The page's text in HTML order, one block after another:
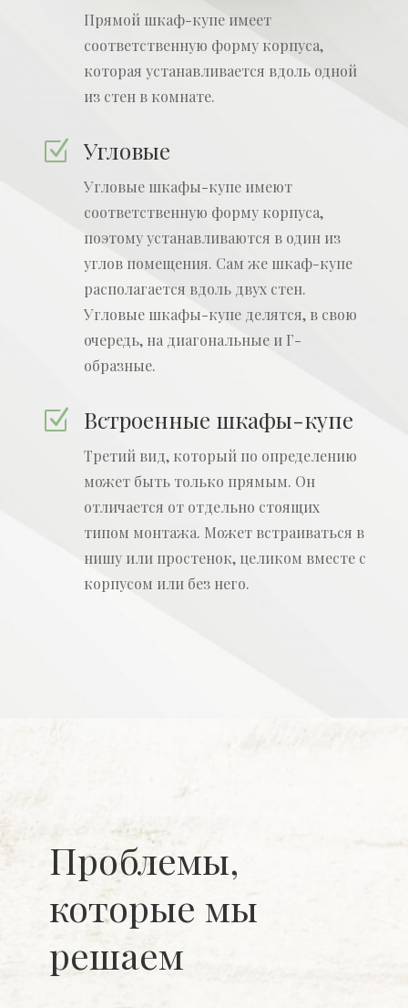
Прямой шкаф-купе имеет
соответственную форму корпуса,
которая устанавливается вдоль одной
из стен в комнате.
Z Угловые
Угловые шкафы-купе имеют
соответственную форму корпуса,
поэтому устанавливаются в один из
углов помещения. Сам же шкаф-купе
располагается вдоль двух стен.
Угловые шкафы-купе делятся, в свою
очередь, на диагональные и Г-
образные.
Z Встроенные шкафы-купе
Третий вид, который по определению
может быть только прямым. Он
отличается от отдельно стоящих
типом монтажа. Может встраиваться в
нишу или простенок, целиком вместе с
корпусом или без него.
Проблемы,
которые мы
решаем